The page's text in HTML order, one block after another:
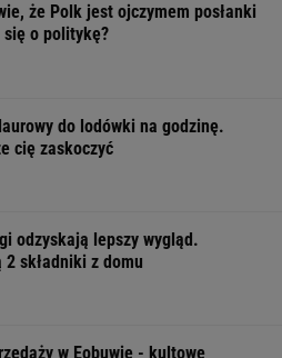
że Polk jest ojczymem posłanki
się o politykę?
do lodówki na godzinę.
cię zaskoczyć
odzyskają lepszy wygląd.
2 składniki z domu
w Eobuwie - kultowe